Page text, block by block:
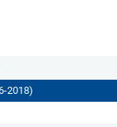
2018)